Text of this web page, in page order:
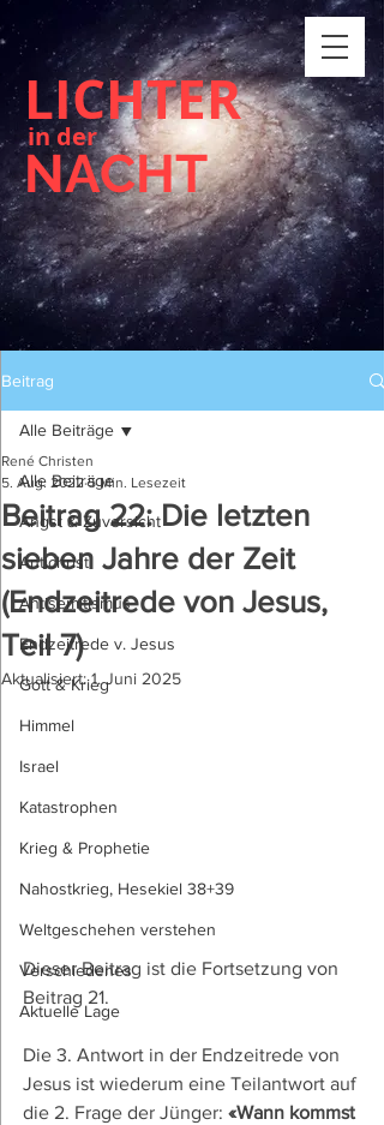
LICHTER
in der
NACHT
Beitrag
Alle Beiträge
Angst & Zuversicht
Antichrist
Antisemitismus
Endzeitrede v. Jesus
Gott & Krieg
Himmel
Israel
Katastrophen
Krieg & Prophetie
Nahostkrieg, Hesekiel 38+39
Weltgeschehen verstehen
Verschiedenes
Aktuelle Lage
Alle Beiträge
Beitrag 22: Die letzten
sieben Jahre der Zeit
(Endzeitrede von Jesus,
Teil 7)
René Christen
5. Aug. 2022 5 Min. Lesezeit
Aktualisiert:1. Juni 2025
Dieser Beitrag ist die Fortsetzung von
Beitrag 21.
Die 3. Antwort in der Endzeitrede von
Jesus ist wiederum eine Teilantwort auf
die 2. Frage der Jünger: «Wann kommst